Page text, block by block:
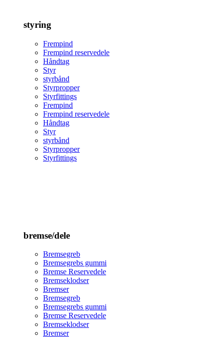
styring
Frempind
Frempind reservedele
Håndtag
Styr
styrbånd
Styrpropper
Styrfittings
Frempind
Frempind reservedele
Håndtag
Styr
styrbånd
Styrpropper
Styrfittings
bremse/dele
Bremsegreb
Bremsegrebs gummi
Bremse Reservedele
Bremseklodser
Bremser
Bremsegreb
Bremsegrebs gummi
Bremse Reservedele
Bremseklodser
Bremser